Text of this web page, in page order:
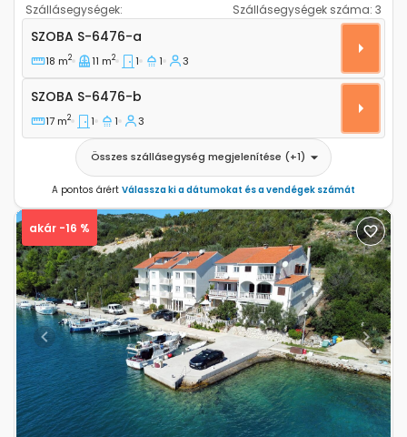
Szállásegységek:
Szállásegységek száma: 3
Szoba Povljana, Pag S-6476-a
SZOBA S-6476-a
18 m2 11 m2 1 1 3
Szoba S-6476-b
SZOBA S-6476-b
17 m2 1 1 3
Összes szállásegység megjelenítése (+1)
A pontos árért Válassza ki a dátumokat és a vendégek számát
Previous Next
akár -16 %